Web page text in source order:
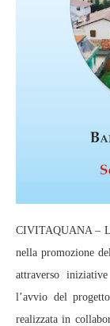
CIVITAQUANA –
nella promozione
attraverso
l’avvio del
realizzata in